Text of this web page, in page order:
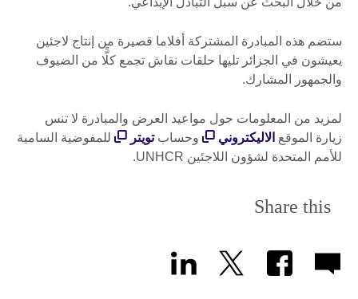
ستضم هذه المبادرة المشتركة أفلاما قصيرة من إنتاج لاجئين
يعيشون في الجزائر تليها حلقات نقاش تجمع كلًّا من الضيوف
والجمهور المشارك.
لمزيد من المعلومات حول مواعيد العرض والمبادرة لا تنس
زيارة الموقع الاليكتروني وحسابتويتر
للمفوضية السامية
للأمم المتحدة لشؤون اللاجئين UNHCR.
Share this